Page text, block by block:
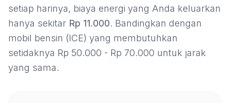
setiap harinya, biaya energi yang Anda keluarkan
hanya sekitar Rp 11.000. Bandingkan dengan
mobil bensin (ICE) yang membutuhkan
setidaknya Rp 50.000 - Rp 70.000 untuk jarak
yang sama.